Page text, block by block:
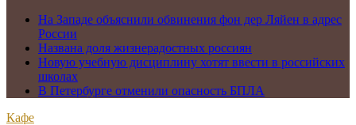
На Западе объяснили обвинения фон дер Ляйен в адрес
России
Названа доля жизнерадостных россиян
Новую учебную дисциплину хотят ввести в российских
школах
В Петербурге отменили опасность БПЛА
Кафе